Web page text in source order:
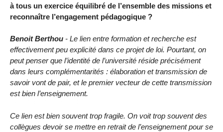
à tous un exercice équilibré de l’ensemble des missions et
reconnaître l’engagement pédagogique ?
Benoit Berthou - Le lien entre formation et recherche est
effectivement peu explicité dans ce projet de loi. Pourtant, on
peut penser que l’identité de l’université réside précisément
dans leurs complémentarités : élaboration et transmission de
savoir vont de pair, et le premier vecteur de cette transmission
est bien l’enseignement.
Ce lien est bien souvent trop fragile. On voit trop souvent des
collègues devoir se mettre en retrait de l’enseignement pour se